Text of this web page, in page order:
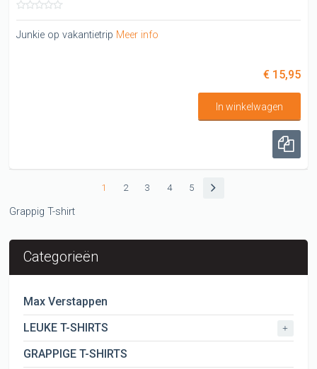
Junkie op vakantietrip Meer info
€ 15,95
In winkelwagen
1 2 3 4 5
Grappig T-shirt
Categorieën
Max Verstappen
LEUKE T-SHIRTS
+
GRAPPIGE T-SHIRTS